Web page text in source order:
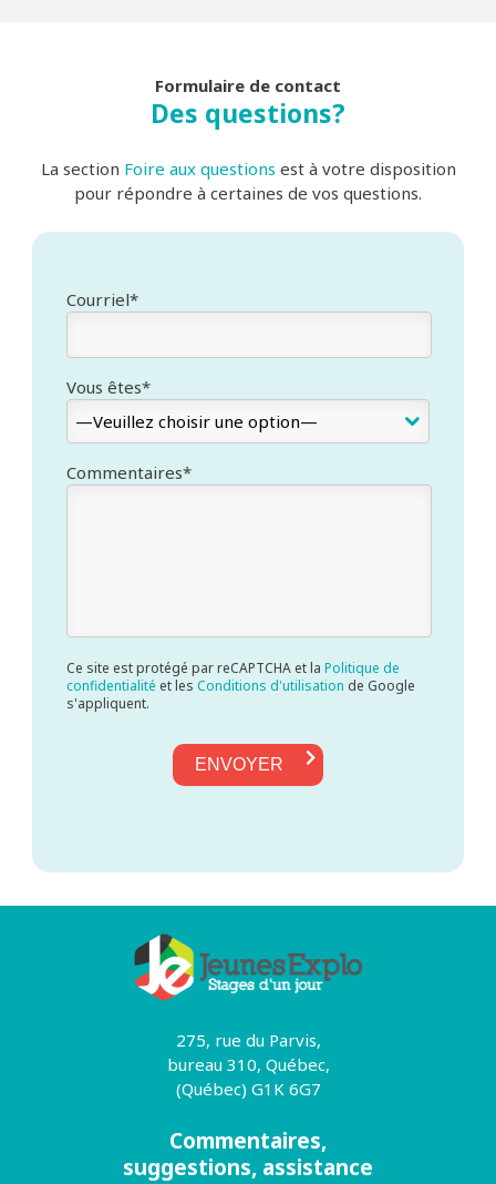
Formulaire de contact
Des questions?
La section Foire aux questions est à votre disposition
pour répondre à certaines de vos questions.
Courriel*
Vous êtes*
Commentaires*
Ce site est protégé par reCAPTCHA et laPolitique de
confidentialité et lesConditions d'utilisation de Google
s'appliquent.
275, rue du Parvis,
bureau 310, Québec,
(Québec) G1K 6G7
Commentaires,
suggestions, assistance